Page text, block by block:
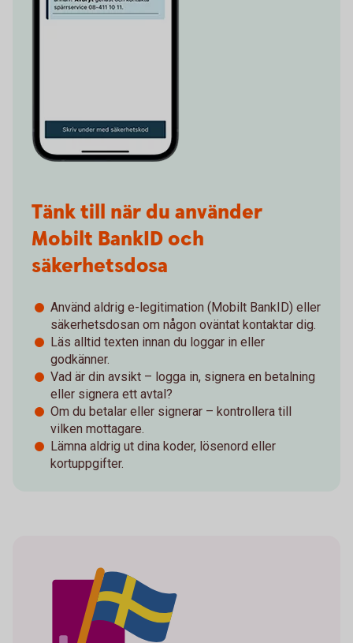
Tänk till när du använder
Mobilt BankID och
säkerhetsdosa
Använd aldrig e-legitimation (Mobilt BankID) eller
säkerhetsdosan om någon oväntat kontaktar dig.
Läs alltid texten innan du loggar in eller
godkänner.
Vad är din avsikt – logga in, signera en betalning
eller signera ett avtal?
Om du betalar eller signerar – kontrollera till
vilken mottagare.
Lämna aldrig ut dina koder, lösenord eller
kortuppgifter.